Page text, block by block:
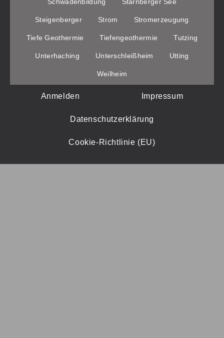
Steigenberger Strom Stromerzeugung
Tiefe Geothermie Tiefengeothermie Tutzing
Unterhaching Unterschleißheim Utting
Weilheim
Anmelden Impressum
Datenschutzerklärung
Cookie-Richtlinie (EU)